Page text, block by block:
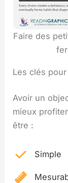
Faire des
Les clés
Avoir un
mieux
être :
Simple